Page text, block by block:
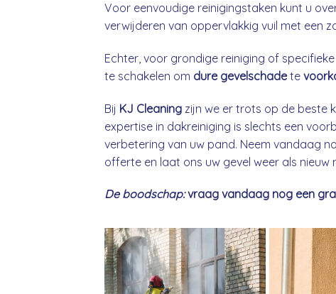
Voor eenvoudige reinigingstaken kunt u
verwijderen van oppervlakkig vuil met een
Echter, voor grondige reiniging of
te schakelen om dure gevelschadete
Bij KJ Cleaning zijn we er trots op de beste
expertise in dakreiniging is slechts een
verbetering van uw pand. Neem vandaag
offerte en laat ons uw gevel weer als nieuw
De boodschap:vraag vandaag nog een